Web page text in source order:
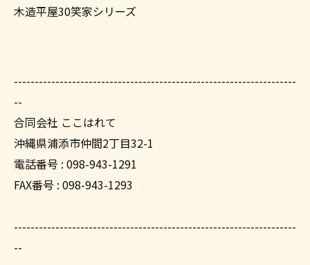
木造平屋30笑家シリーズ
--------------------------------------------------------------------
--
合同会社 ここはれて
沖縄県浦添市仲間2丁目32-1
電話番号 : 098-943-1291
FAX番号 : 098-943-1293
--------------------------------------------------------------------
--